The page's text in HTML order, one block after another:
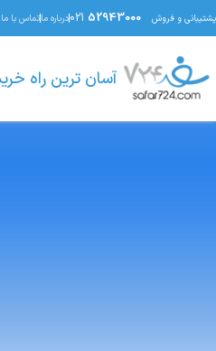
پشتیبانی و فروش 021 52943000 درباره ماتماس با ما
آسان ترین راه